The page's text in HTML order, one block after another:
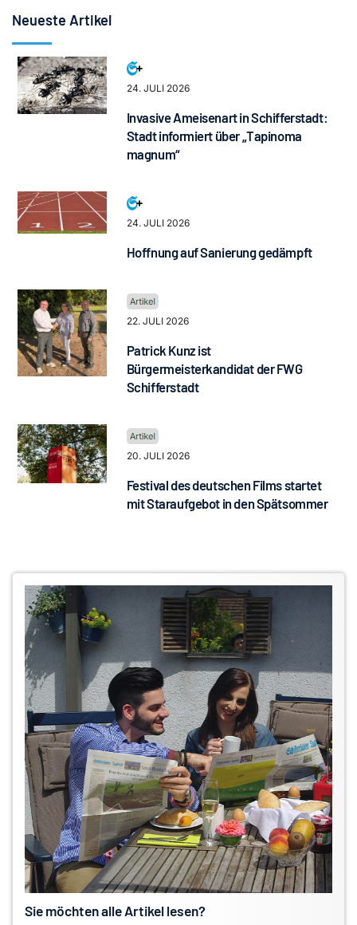
Neueste Artikel
24. JULI 2026
Invasive Ameisenart in Schifferstadt:
Stadt informiert über „Tapinoma
magnum“
24. JULI 2026
Hoffnung auf Sanierung gedämpft
22. JULI 2026
Patrick Kunz ist
Bürgermeisterkandidat der FWG
Schifferstadt
20. JULI 2026
Festival des deutschen Films startet
mit Staraufgebot in den Spätsommer
Sie möchten alle Artikel lesen?